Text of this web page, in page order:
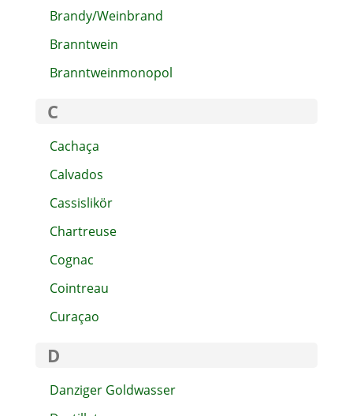
Brandy/Weinbrand
Branntwein
Branntweinmonopol
C
Cachaça
Calvados
Cassislikör
Chartreuse
Cognac
Cointreau
Curaçao
D
Danziger Goldwasser